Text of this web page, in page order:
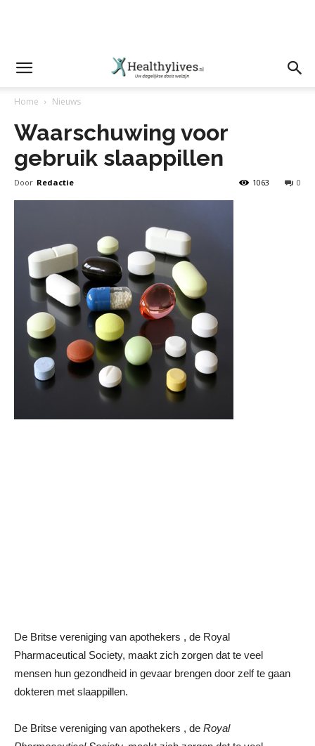
Home Nieuws
Waarschuwing voor
gebruik slaappillen
Door Redactie 0
1063
De Britse vereniging van apothekers , de Royal
Pharmaceutical Society, maakt zich zorgen dat te veel
mensen hun gezondheid in gevaar brengen door zelf te gaan
dokteren met slaappillen.
De Britse vereniging van apothekers , de Royal